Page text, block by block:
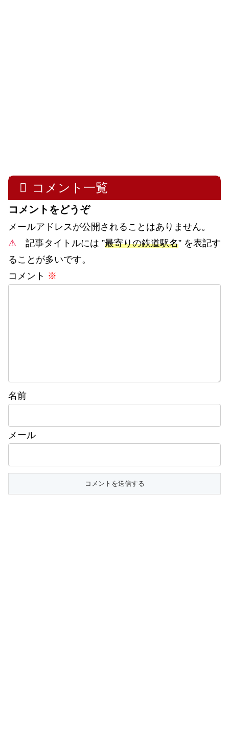
コメント一覧
コメントをどうぞ
メールアドレスが公開されることはありません。
⚠ 記事タイトルには ”最寄りの鉄道駅名” を表記す
ることが多いです。
コメント ※
名前
メール